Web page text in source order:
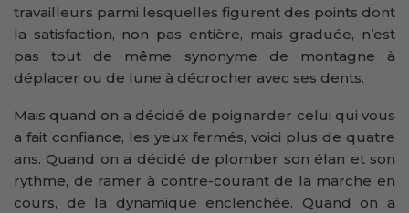
travailleurs parmi lesquelles figurent des points dont
la satisfaction, non pas entière, mais graduée, n’est
pas tout de même synonyme de montagne à
déplacer ou de lune à décrocher avec ses dents.
Mais quand on a décidé de poignarder celui qui vous
a fait confiance, les yeux fermés, voici plus de quatre
ans. Quand on a décidé de plomber son élan et son
rythme, de ramer à contre-courant de la marche en
cours, de la dynamique enclenchée. Quand on a